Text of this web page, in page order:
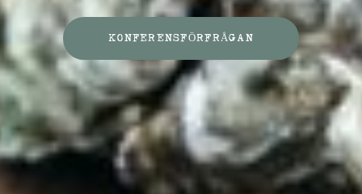
KONFERENSFÖRFRÅGAN